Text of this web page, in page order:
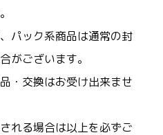
パック系商品は通常の封
がございます。
・交換はお受け出来ませ
れる場合は以上を必ずご